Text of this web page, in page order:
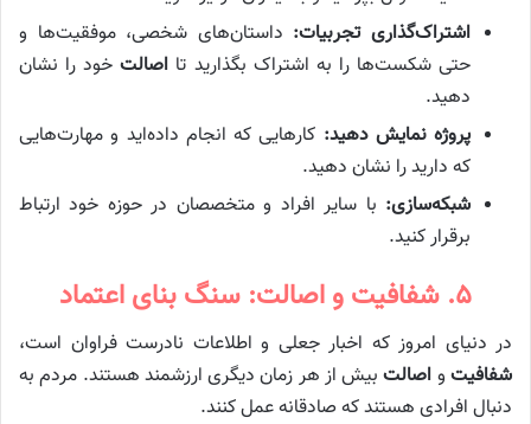
اشتراک‌گذاری تجربیات: داستان‌های شخصی، موفقیت‌ها و
حتی شکست‌ها را به اشتراک بگذارید تا اصالتخود را نشان
دهید.
پروژه نمایش دهید: کارهایی که انجام داده‌اید و مهارت‌هایی
که دارید را نشان دهید.
شبکه‌سازی: با سایر افراد و متخصصان در حوزه خود ارتباط
برقرار کنید.
۵. شفافیت و اصالت: سنگ بنای اعتماد
در دنیای امروز که اخبار جعلی و اطلاعات نادرست فراوان است،
شفافیتو اصالتبیش از هر زمان دیگری ارزشمند هستند. مردم به
دنبال افرادی هستند که صادقانه عمل کنند.